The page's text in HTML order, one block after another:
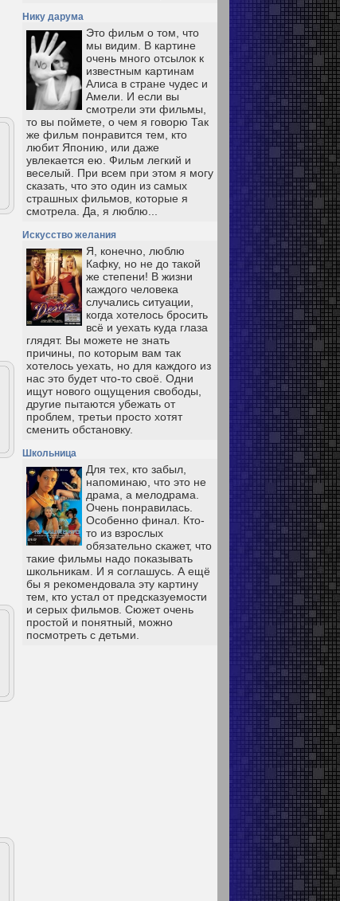
Нику дарума
Это фильм о том, что
мы видим. В картине
очень много отсылок к
известным картинам
Алиса в стране чудес и
Амели. И если вы
смотрели эти фильмы,
то вы поймете, о чем я говорю Так
же фильм понравится тем, кто
любит Японию, или даже
увлекается ею. Фильм легкий и
веселый. При всем при этом я могу
сказать, что это один из самых
страшных фильмов, которые я
смотрела. Да, я люблю...
Искусство желания
Я, конечно, люблю
Кафку, но не до такой
же степени! В жизни
каждого человека
случались ситуации,
когда хотелось бросить
всё и уехать куда глаза
глядят. Вы можете не знать
причины, по которым вам так
хотелось уехать, но для каждого из
нас это будет что-то своё. Одни
ищут нового ощущения свободы,
другие пытаются убежать от
проблем, третьи просто хотят
сменить обстановку.
Школьница
Для тех, кто забыл,
напоминаю, что это не
драма, а мелодрама.
Очень понравилась.
Особенно финал. Кто-
то из взрослых
обязательно скажет, что
такие фильмы надо показывать
школьникам. И я соглашусь. А ещё
бы я рекомендовала эту картину
тем, кто устал от предсказуемости
и серых фильмов. Сюжет очень
простой и понятный, можно
посмотреть с детьми.